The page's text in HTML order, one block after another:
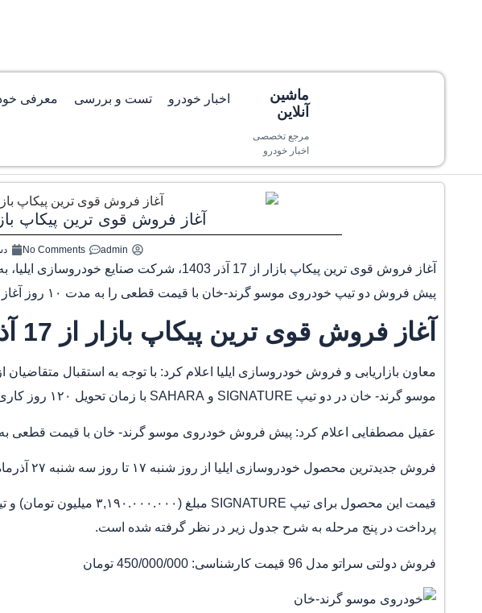
ماشین
آنلاین
مرجع تخصصی
اخبار خودرو
اخبار خودرو تست و بررسی معرفی
آغاز فروش قوی ترین پیکاپ بازار از 17
admin
No Comments
آغاز فروش قوی ترین پیکاپ بازار از 17 آذر 1403،
پیش فروش دو تیپ خودروی موسو گرند-خان با قیمت قطعی را به مدت ۱۰ روز آغاز کرد.
آغاز فروش قوی ترین پیکاپ بازار از 17 آذر 1403
معاون بازاریابی و فروش خودروسازی ایلیا اعلام کرد: با توجه به استقبال
موسو گرند- خان در دو تیپ SIGNATURE و SAHARA با زمان تحویل ۱۲۰ روز کاری آغاز شد.
عقیل مصطفایی اعلام کرد: پیش فروش خودروی موسو گرند- خان با قیمت قطعی به مدت ۱۰ روز برای متقاضیان در نظر گرفته
فروش جدیدترین محصول خودروسازی ایلیا از روز شنبه ۱۷ تا روز سه شنبه ۲۷ آذرماه مدت ۱۰ روز اجرا می‌شود.
پرداخت در پنج مرحله به شرح جدول زیر در نظر گرفته شده است.
فروش دولتی سراتو مدل 96 قیمت کارشناسی: 450/000/000 تومان